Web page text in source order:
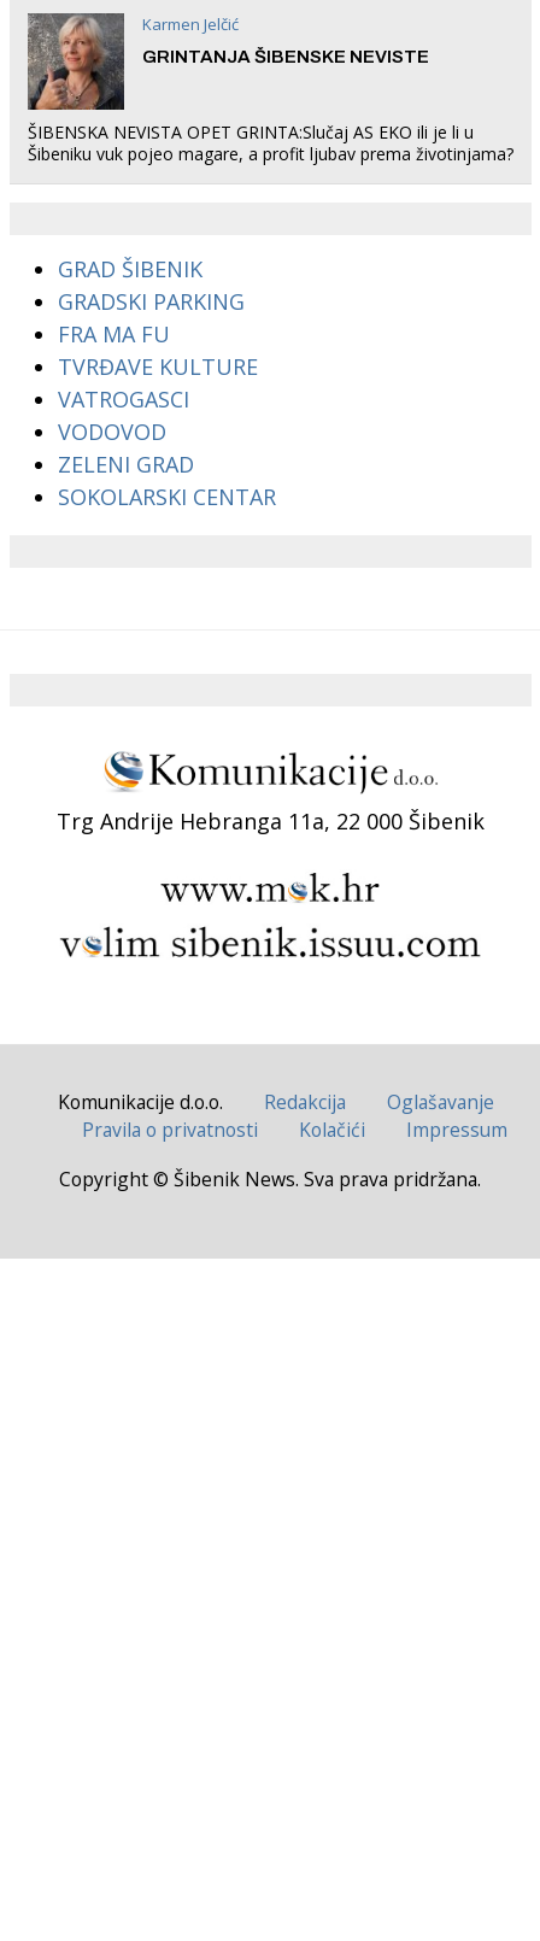
Karmen Jelčić
GRINTANJA ŠIBENSKE NEVISTE
ŠIBENSKA NEVISTA OPET GRINTA:Slučaj AS EKO ili je li u
Šibeniku vuk pojeo magare, a profit ljubav prema životinjama?
GRAD ŠIBENIK
GRADSKI PARKING
FRA MA FU
TVRĐAVE KULTURE
VATROGASCI
VODOVOD
ZELENI GRAD
SOKOLARSKI CENTAR
Trg Andrije Hebranga 11a, 22 000 Šibenik
Komunikacije d.o.o. Redakcija
Oglašavanje
Pravila o privatnosti
Kolačići
Impressum
Copyright © Šibenik News. Sva prava pridržana.